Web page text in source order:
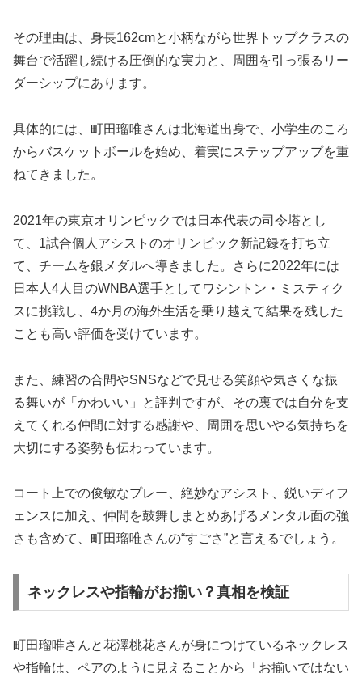
その理由は、身長162cmと小柄ながら世界トップクラスの
舞台で活躍し続ける圧倒的な実力と、周囲を引っ張るリー
ダーシップにあります。
具体的には、町田瑠唯さんは北海道出身で、小学生のころ
からバスケットボールを始め、着実にステップアップを重
ねてきました。
2021年の東京オリンピックでは日本代表の司令塔とし
て、1試合個人アシストのオリンピック新記録を打ち立
て、チームを銀メダルへ導きました。さらに2022年には
日本人4人目のWNBA選手としてワシントン・ミスティク
スに挑戦し、4か月の海外生活を乗り越えて結果を残した
ことも高い評価を受けています。
また、練習の合間やSNSなどで見せる笑顔や気さくな振
る舞いが「かわいい」と評判ですが、その裏では自分を支
えてくれる仲間に対する感謝や、周囲を思いやる気持ちを
大切にする姿勢も伝わっています。
コート上での俊敏なプレー、絶妙なアシスト、鋭いディフ
ェンスに加え、仲間を鼓舞しまとめあげるメンタル面の強
さも含めて、町田瑠唯さんの“すごさ”と言えるでしょう。
ネックレスや指輪がお揃い？真相を検証
町田瑠唯さんと花澤桃花さんが身につけているネックレス
や指輪は、ペアのように見えることから「お揃いではない